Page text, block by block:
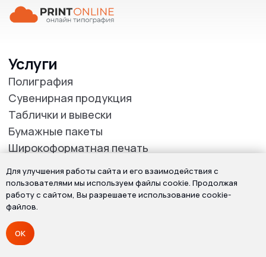
Для улучшения работы сайта и его взаимодействия с
пользователями мы используем файлы cookie. Продолжая
работу с сайтом, Вы разрешаете использование cookie-
файлов.
OK